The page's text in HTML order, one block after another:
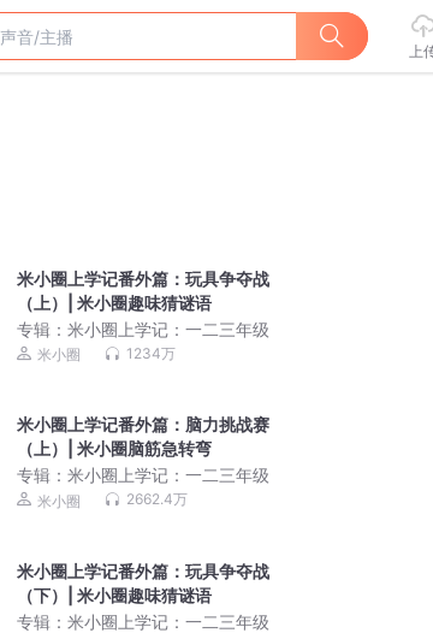
上
米小圈上学记番外篇：玩具争夺战
（上）| 米小圈趣味猜谜语
专辑：米小圈上学记：一二三年级
米小圈 1234万
米小圈上学记番外篇：脑力挑战赛
（上）| 米小圈脑筋急转弯
专辑：米小圈上学记：一二三年级
米小圈 2662.4万
米小圈上学记番外篇：玩具争夺战
（下）| 米小圈趣味猜谜语
专辑：米小圈上学记：一二三年级